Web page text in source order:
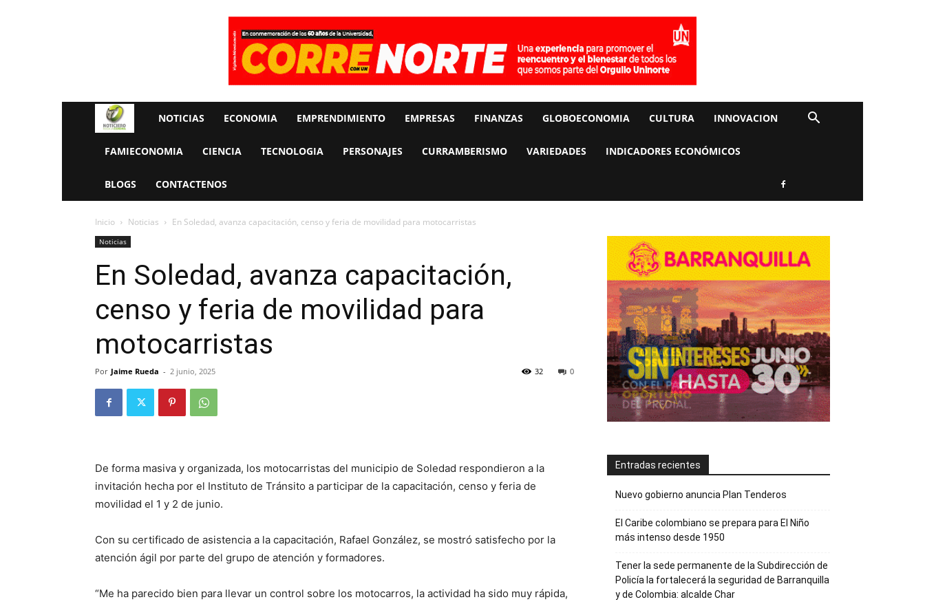
Rueda
La
Economia
NOTICIAS ECONOMIA EMPRENDIMIENTO EMPRESAS FINANZAS GLOBOECONOMIA CULTURA INNOVACION
FAMIECONOMIA CIENCIA TECNOLOGIA PERSONAJES CURRAMBERISMO VARIEDADES INDICADORES ECONÓMICOS
BLOGS CONTACTENOS
Inicio Noticias En Soledad, avanza capacitación, censo y feria de movilidad para motocarristas
Noticias
En Soledad, avanza capacitación,
censo y feria de movilidad para
motocarristas
Por Jaime Rueda - 2 junio, 2025 0
32
De forma masiva y organizada, los motocarristas del municipio de Soledad respondieron a la
invitación hecha por el Instituto de Tránsito a participar de la capacitación, censo y feria de
movilidad el 1 y 2 de junio.
Con su certificado de asistencia a la capacitación, Rafael González, se mostró satisfecho por la
atención ágil por parte del grupo de atención y formadores.
“Me ha parecido bien para llevar un control sobre los motocarros, la actividad ha sido muy rápida,
Entradas recientes
Nuevo gobierno anuncia Plan Tenderos
El Caribe colombiano se prepara para El Niño
más intenso desde 1950
Tener la sede permanente de la Subdirección de
Policía la fortalecerá la seguridad de Barranquilla
y de Colombia: alcalde Char